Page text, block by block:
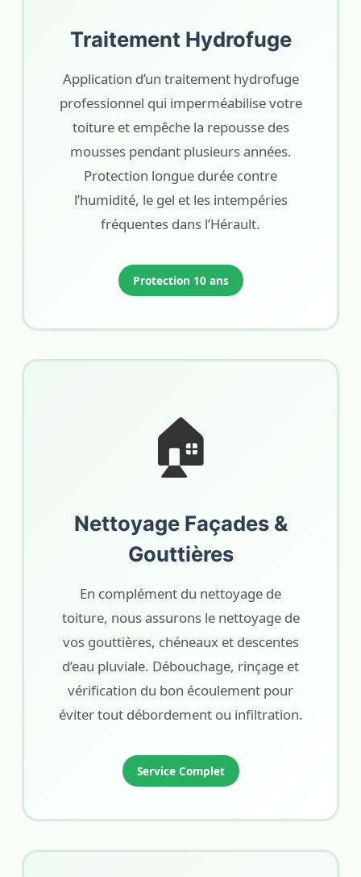
Traitement Hydrofuge
Application d’un traitement hydrofuge
professionnel qui imperméabilise votre
toiture et empêche la repousse des
mousses pendant plusieurs années.
Protection longue durée contre
l’humidité, le gel et les intempéries
fréquentes dans l’Hérault.
Protection 10 ans
🏠
Nettoyage Façades &
Gouttières
En complément du nettoyage de
toiture, nous assurons le nettoyage de
vos gouttières, chéneaux et descentes
d’eau pluviale. Débouchage, rinçage et
vérification du bon écoulement pour
éviter tout débordement ou infiltration.
Service Complet